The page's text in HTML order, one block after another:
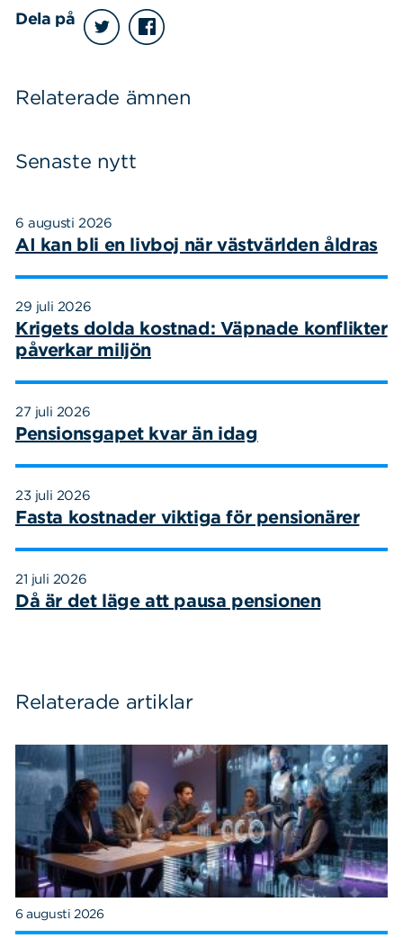
Dela på
Relaterade ämnen
Senaste nytt
6 augusti 2026
AI kan bli en livboj när västvärlden åldras
29 juli 2026
Krigets dolda kostnad: Väpnade konflikter
påverkar miljön
27 juli 2026
Pensionsgapet kvar än idag
23 juli 2026
Fasta kostnader viktiga för pensionärer
21 juli 2026
Då är det läge att pausa pensionen
Relaterade artiklar
6 augusti 2026